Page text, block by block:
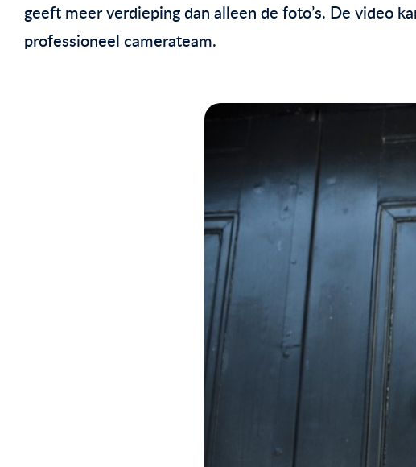
geeft meer verdieping dan alleen de foto’s. De video
professioneel camerateam.